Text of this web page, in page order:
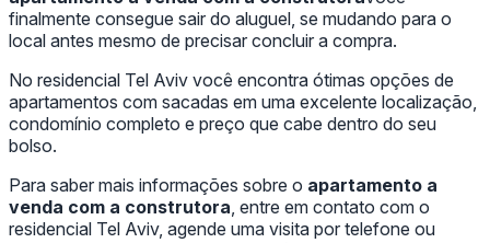
finalmente consegue sair do aluguel, se mudando para o
local antes mesmo de precisar concluir a compra.
No residencial Tel Aviv você encontra ótimas opções de
apartamentos com sacadas em uma excelente localização,
condomínio completo e preço que cabe dentro do seu
bolso.
Para saber mais informações sobre o apartamento a
venda com a construtora , entre em contato com o
residencial Tel Aviv, agende uma visita por telefone ou